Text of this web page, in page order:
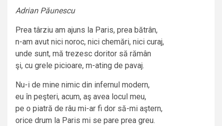
Adrian Păunescu
Prea târziu am ajuns la Paris, prea bătrân,
n-am avut nici noroc, nici chemări, nici curaj,
unde sunt, mă trezesc doritor să rămân
şi, cu grele picioare, m-ating de pavaj.
Nu-i de mine nimic din infernul modern,
eu în peşteri, acum, aş avea locul meu,
pe o piatră de râu mi-ar fi dor să-mi aştern,
orice drum la Paris mi se pare prea greu.